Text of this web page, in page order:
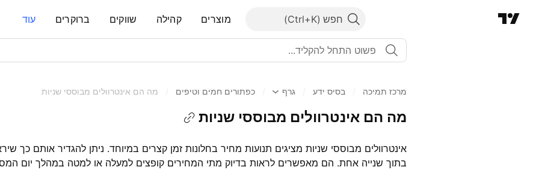
חפש מוצרים קהילה שווקים ברוקרים עוד
מרכז תמיכה בסיס ידע גרף כפתורים חמים וטיפים מה הם אינטרוולים מבוססי שניות
מה הם אינטרוולים מבוססי שניות
אינטרוולים מבוססי שניות מציגים תנועות מחיר בחלונות זמן קצרים במיוחד. ניתן להגדיר אותם כך
בתוך שנייה אחת. הם מאפשרים לראות בדיוק מתי המחירים קופצים למעלה או למטה במהלך יום